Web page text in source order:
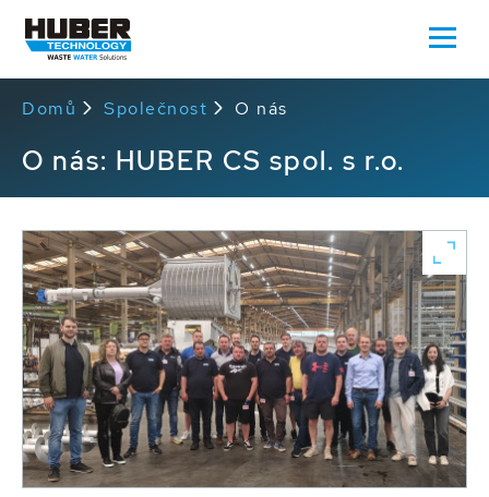
Domů Společnost O nás
O nás: HUBER CS spol. s r.o.